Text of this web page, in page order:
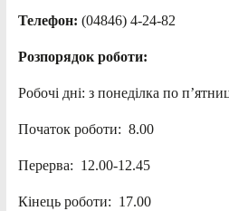
Телефон: (04846) 4-24-82
Розпорядок роботи:
Робочі дні: з понеділка по
Початок роботи: 8.00
Перерва: 12.00-12.45
Кінець роботи: 17.00